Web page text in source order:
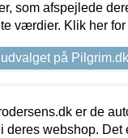
som afspejlede
værdier. Klik her
på Pilgrim.dk
er de
deres webshop. Det